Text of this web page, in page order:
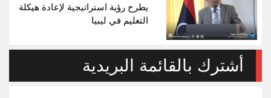
يطرح رؤية استراتيجية لإعادة هيكلة
التعليم في ليبيا
أشترك بالقائمة البريدية